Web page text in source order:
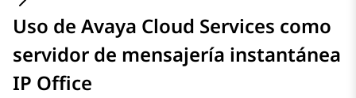
Uso de Avaya Cloud Services como
servidor de mensajería instantánea
IP Office